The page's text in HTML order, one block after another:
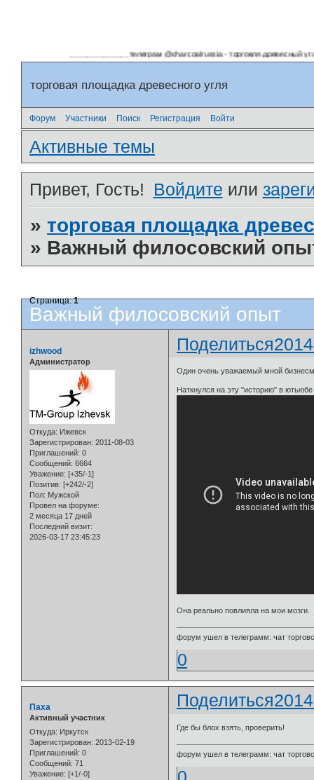
______________телеграм @charcoalrussia - торговля древесный
торговая площадка древесного угля
Форум Участники Поиск Регистрация Войти
Активные темы
Привет, Гость! Войдите или
»торговая площадка
» Важный филосовский
Важный филосовский опыт
Страница:1
Поделиться
izhwood
Администратор
Откуда: Ижевск
Зарегистрирован: 2011-08-03
Приглашений: 0
Сообщений: 6664
Уважение: [+35/-1]
Позитив: [+242/-2]
Пол: Мужской
Провел на форуме:
2 месяца 17 дней
Последний визит:
2026-03-17 23:45:23
Один очень уважаемый мной
Наткнулся на эту "историю" в ютьюбе
Она реально повлияла на мои мозги.
форум ушел в телеграмм: чат
0
Поделиться
Паха
Активный участник
Откуда: Иркутск
Зарегистрирован: 2013-02-19
Приглашений: 0
Сообщений: 71
Уважение: [+1/-0]
Где бы блох взять, проверить!
форум ушел в телеграмм: чат